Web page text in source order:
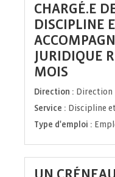
CHARGÉ.E
DISCIPLINE
JURIDIQUE
MOIS
Direction : Direction
Service : Discipline
Type d'emploi :